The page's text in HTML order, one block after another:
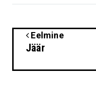
Eelmine
Jäär